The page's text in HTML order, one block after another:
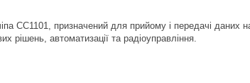
CC1101, призначений для прийому і передачі даних
автоматизації та радіоуправління.